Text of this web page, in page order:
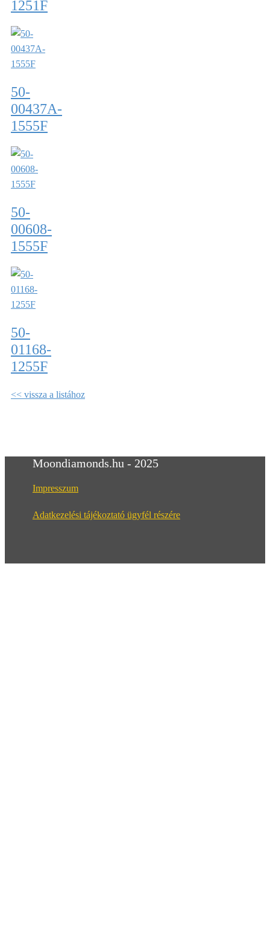
1251F
50-
00437A-
1555F
50-
00608-
1555F
50-
01168-
1255F
<< vissza a listához
Moondiamonds.hu - 2025
Impresszum
Adatkezelési tájékoztató ügyfél részére